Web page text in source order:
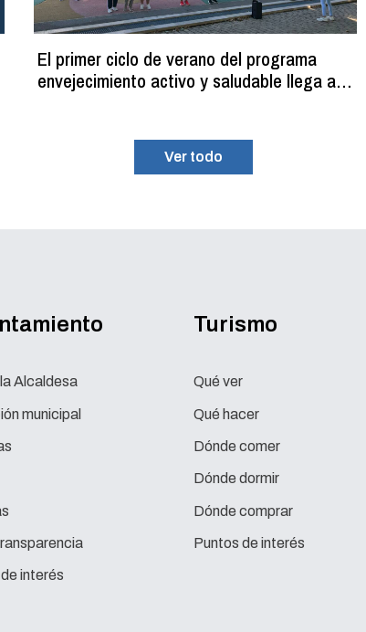
El primer ciclo de verano del programa
envejecimiento activo y saludable llega a
Ver todo
Alcaldesa
municipal
interés
Turismo
Qué ver
Qué hacer
Dónde comer
Dónde dormir
Dónde comprar
Puntos de interés